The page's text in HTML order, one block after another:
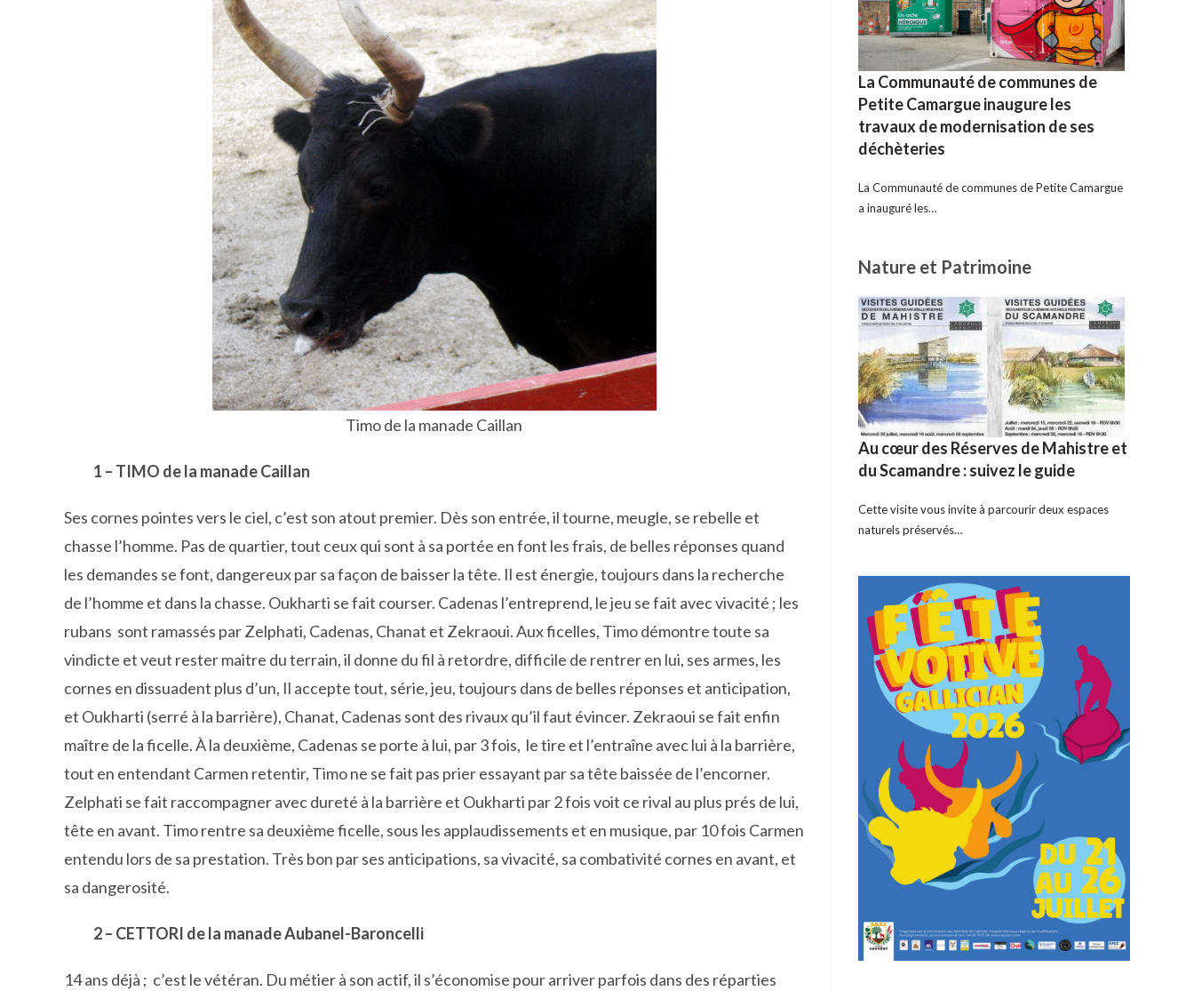
Timo de la manade Caillan
1 – TIMO de la manade Caillan
Ses cornes pointes vers le ciel, c’est son atout premier. Dès son entrée, il tourne, meugle, se rebelle et
chasse l’homme. Pas de quartier, tout ceux qui sont à sa portée en font les frais, de belles réponses quand
les demandes se font, dangereux par sa façon de baisser la tête. Il est énergie, toujours dans la recherche
de l’homme et dans la chasse. Oukharti se fait courser. Cadenas l’entreprend, le jeu se fait avec vivacité ; les
rubans sont ramassés par Zelphati, Cadenas, Chanat et Zekraoui. Aux ficelles, Timo démontre toute sa
vindicte et veut rester maitre du terrain, il donne du fil à retordre, difficile de rentrer en lui, ses armes, les
cornes en dissuadent plus d’un, Il accepte tout, série, jeu, toujours dans de belles réponses et anticipation,
et Oukharti (serré à la barrière), Chanat, Cadenas sont des rivaux qu’il faut évincer. Zekraoui se fait enfin
maître de la ficelle. À la deuxième, Cadenas se porte à lui, par 3 fois, le tire et l’entraîne avec lui à la barrière,
tout en entendant Carmen retentir, Timo ne se fait pas prier essayant par sa tête baissée de l’encorner.
Zelphati se fait raccompagner avec dureté à la barrière et Oukharti par 2 fois voit ce rival au plus prés de lui,
tête en avant. Timo rentre sa deuxième ficelle, sous les applaudissements et en musique, par 10 fois Carmen
entendu lors de sa prestation. Très bon par ses anticipations, sa vivacité, sa combativité cornes en avant, et
sa dangerosité.
2 – CETTORI de la manade Aubanel-Baroncelli
14 ans déjà ; c’est le vétéran. Du métier à son actif, il s’économise pour arriver parfois dans des réparties
La Communauté de communes de
Petite Camargue inaugure les
travaux de modernisation de ses
déchèteries
La Communauté de communes de Petite Camargue
a inauguré les…
Nature et Patrimoine
Au cœur des Réserves de Mahistre et
du Scamandre : suivez le guide
Cette visite vous invite à parcourir deux espaces
naturels préservés…